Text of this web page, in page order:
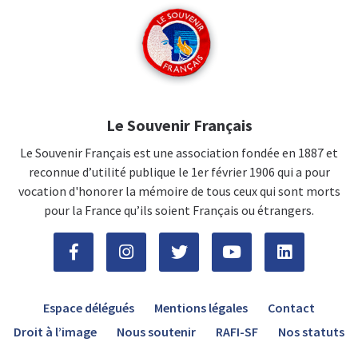
Le Souvenir Français
Le Souvenir Français est une association fondée en 1887 et
reconnue d’utilité publique le 1er février 1906 qui a pour
vocation d'honorer la mémoire de tous ceux qui sont morts
pour la France qu’ils soient Français ou étrangers.
Espace délégués Mentions légales
Contact
Droit à l’image
Nous soutenir RAFI-SF Nos statuts